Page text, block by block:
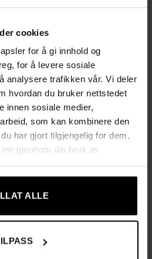
cookies
for å gi innhold og
for å levere sosiale
analysere trafikken vår. Vi deler
hvordan du bruker nettstedet
innen sosiale medier,
som kan kombinere den
har gjort tilgjengelig for dem,
gjennom din bruk av
ALLE
den avtakbare dryppbrettet
mindre vond lukt. Det
komfortabelt og sikkert grep, og
på veggen.
med medfølgende feste
mot sterke